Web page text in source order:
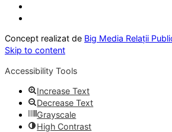
Concept realizat de Big Media Relații
Skip to content
Accessibility Tools
Increase Text
Decrease Text
Grayscale
High Contrast